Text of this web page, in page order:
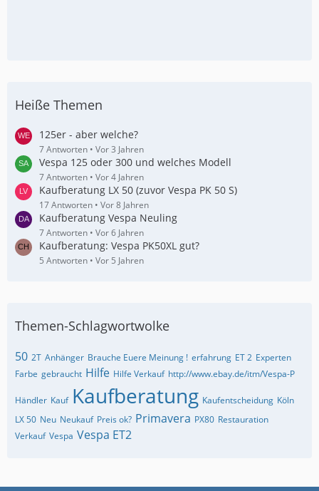
Heiße Themen
125er - aber welche?
7 Antworten Vor 3 Jahren
Vespa 125 oder 300 und welches Modell
7 Antworten Vor 4 Jahren
Kaufberatung LX 50 (zuvor Vespa PK 50 S)
17 Antworten Vor 8 Jahren
Kaufberatung Vespa Neuling
7 Antworten Vor 6 Jahren
Kaufberatung: Vespa PK50XL gut?
5 Antworten Vor 5 Jahren
Themen-Schlagwortwolke
50 2T Anhänger Brauche Euere Meinung ! erfahrung ET 2 Experten
Farbe gebraucht Hilfe Hilfe Verkauf http://www.ebay.de/itm/Vespa-P
Händler Kauf Kaufberatung Kaufentscheidung Köln
LX 50 Neu Neukauf Preis ok? Primavera PX80 Restauration
Verkauf Vespa Vespa ET2